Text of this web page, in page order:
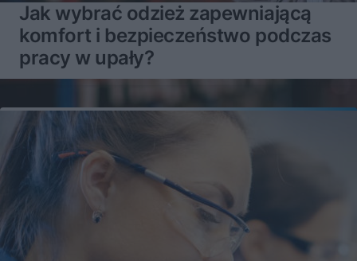
Jak wybrać odzież zapewniającą
komfort i bezpieczeństwo podczas
pracy w upały?